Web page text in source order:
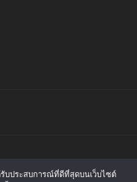
บประสบการณ์ที่ดีที่สุดบนเว็บไซต์